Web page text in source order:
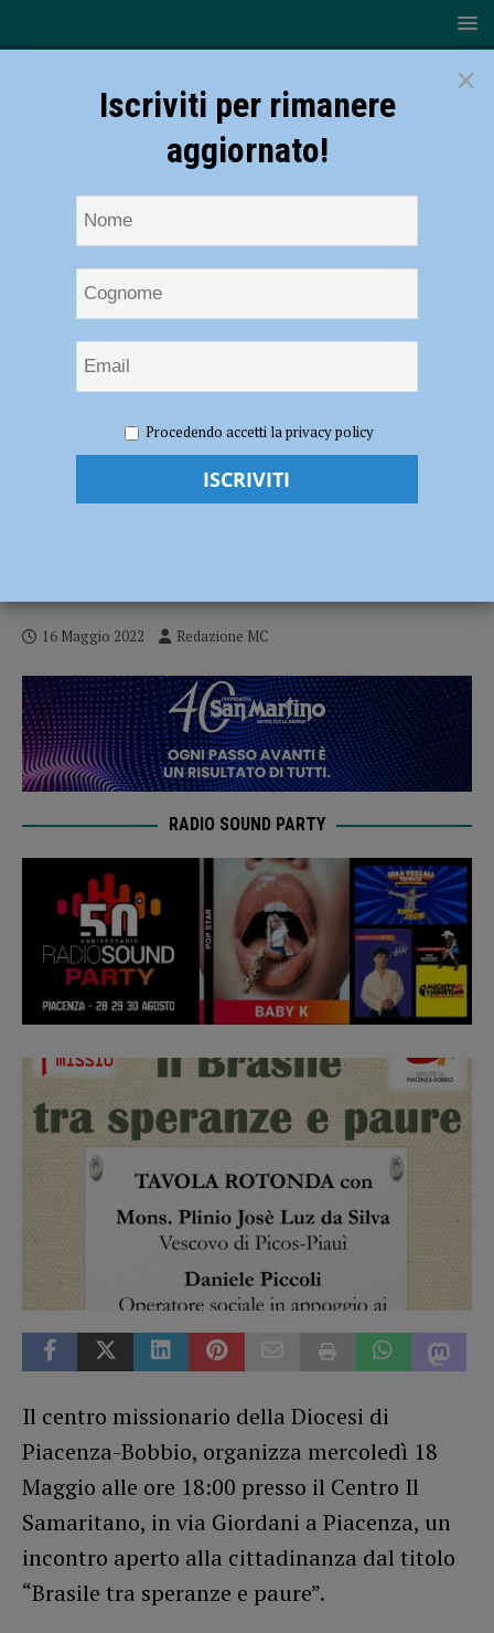
speranze e paure, il 18 maggio incontro proposto dal centro
missionario della Diocesi
Brasile tra speranze e paure, il 18 maggio
16 Maggio 2022 Redazione MC
RADIO SOUND PARTY
Il centro missionario della Diocesi di
Piacenza-Bobbio, organizza mercoledì 18
Maggio alle ore 18:00 presso il Centro Il
Samaritano, in via Giordani a Piacenza, un
incontro aperto alla cittadinanza dal titolo
“Brasile tra speranze e paure”.
×
Iscriviti per rimanere
aggiornato!
Procedendo accetti la privacy policy